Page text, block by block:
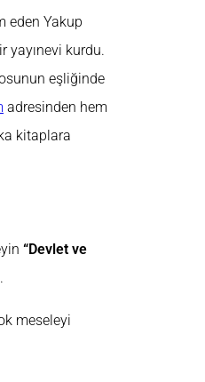
eden Yakup
yayınevi kurdu.
eşliğinde
adresinden hem
kitaplara
“Devlet ve
meseleyi